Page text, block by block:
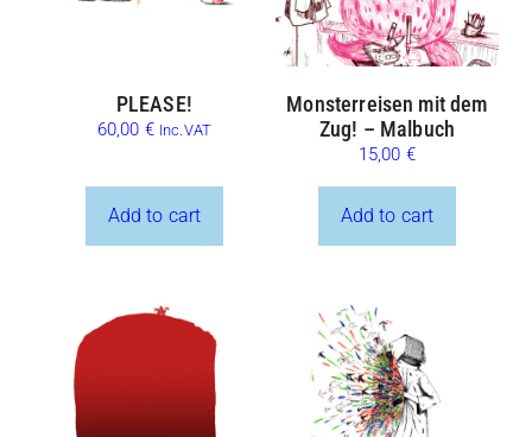
PLEASE!
60,00 € Inc.VAT
Add to cart
Monsterreisen mit dem
Zug! – Malbuch
15,00 €
Add to cart